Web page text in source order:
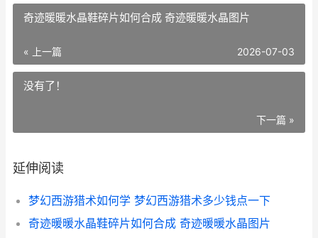
奇迹暖暖水晶鞋碎片如何合成 奇迹暖暖水晶图片
« 上一篇 2026-07-03
没有了！
下一篇 »
延伸阅读
梦幻西游猎术如何学 梦幻西游猎术多少钱点一下
奇迹暖暖水晶鞋碎片如何合成 奇迹暖暖水晶图片